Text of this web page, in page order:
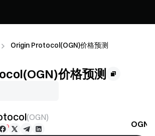
Origin Protocol(OGN)价格预测
价格预测
(OGN)
OGN